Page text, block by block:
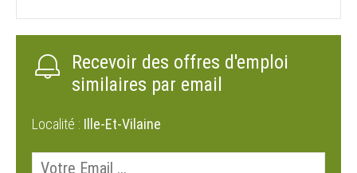
Recevoir des offres d'emploi
similaires par email
Localité : Ille-Et-Vilaine